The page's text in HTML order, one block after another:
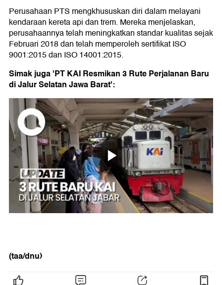
Perusahaan PTS mengkhususkan diri dalam melayani
kendaraan kereta api dan trem. Mereka menjelaskan,
perusahaannya telah meningkatkan standar kualitas sejak
Februari 2018 dan telah memperoleh sertifikat ISO
9001:2015 dan ISO 14001:2015.
Simak juga 'PT KAI Resmikan 3 Rute Perjalanan Baru
di Jalur Selatan Jawa Barat':
(taa/dnu)